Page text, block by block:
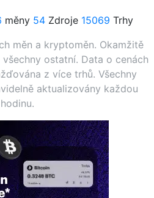
měny 54Zdroje 15069 Trhy
měn a kryptoměn. Okamžitě
ostatní. Data o cenách
z více trhů. Všechny
aktualizovány každou
hodinu.